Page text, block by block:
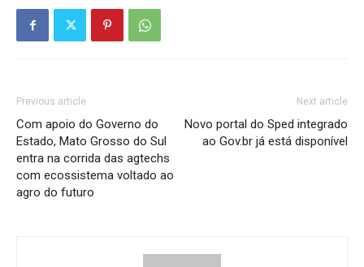
Previous article
Com apoio do Governo do
Estado, Mato Grosso do Sul
entra na corrida das agtechs
com ecossistema voltado ao
agro do futuro
Next article
Novo portal do Sped integrado
ao Gov.br já está disponível